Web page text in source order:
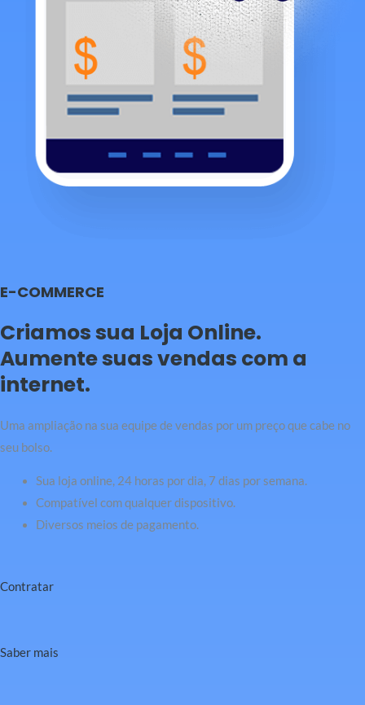
E-COMMERCE
Criamos sua Loja Online.
Aumente suas vendas com a
internet.
Uma ampliação na sua equipe de vendas por um preço que cabe no
seu bolso.
Sua loja online, 24 horas por dia, 7 dias por semana.
Compatível com qualquer dispositivo.
Diversos meios de pagamento.
Contratar
Saber mais